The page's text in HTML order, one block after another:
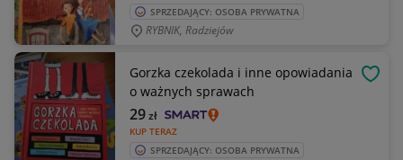
SPRZEDAJĄCY: OSOBA PRYWATNA
RYBNIK, Radziejów
Gorzka czekolada i inne opowiadania
o ważnych sprawach
KUP TERAZ
29zł
SPRZEDAJĄCY: OSOBA PRYWATNA